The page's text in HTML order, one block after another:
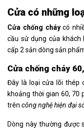
Cửa có những
Cửa chống cháycó
cầu sử dụng của khách
cấp 2 sản dòng sản
Cửa chống cháy
Đây là loại cửa lõi thép
khoảng thời gian 60, 70
trên công nghệ hiện đại
Dòng này thường được